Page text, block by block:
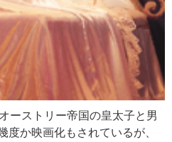
ーストリー帝国の皇太子と男
度か映画化もされているが、